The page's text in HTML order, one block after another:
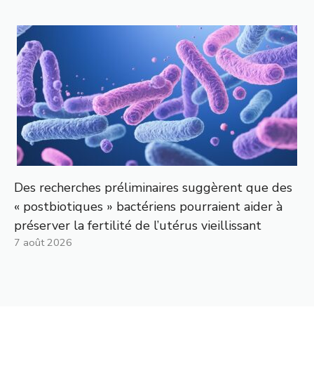
Des recherches préliminaires suggèrent que des
« postbiotiques » bactériens pourraient aider à
préserver la fertilité de l’utérus vieillissant
7 août 2026